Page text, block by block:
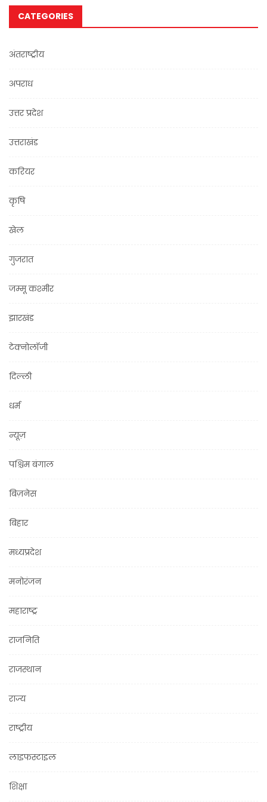
CATEGORIES
अंतराष्ट्रीय
अपराध
उत्तर प्रदेश
उत्तराखंड
करियर
कृषि
खेल
गुजरात
जम्मू कश्मीर
झारखंड
टेक्नोलॉजी
दिल्ली
धर्म
न्यूज़
पश्चिम बंगाल
बिज़नेस
बिहार
मध्यप्रदेश
मनोरंजन
महाराष्ट्र
राजनिति
राजस्थान
राज्य
राष्ट्रीय
लाइफस्टाइल
शिक्षा